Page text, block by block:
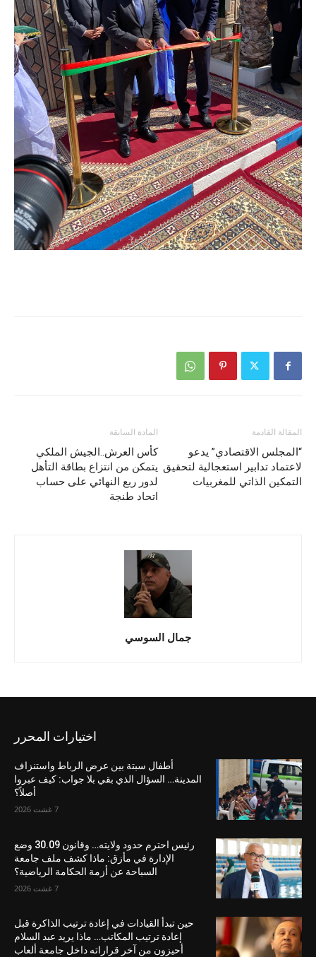
المادة السابقة
كأس العرش..الجيش الملكي
يتمكن من انتزاع بطاقة التأهل
لدور ربع النهائي على حساب
اتحاد طنجة
المقالة القادمة
“المجلس الاقتصادي” يدعو
لاعتماد تدابير استعجالية لتحقيق
التمكين الذاتي للمغربيات‎
جمال السوسي
اختيارات المحرر
أطفال سبتة بين عرض الرباط واستنزاف
المدينة… السؤال الذي بقي بلا جواب: كيف عبروا
أصلاً؟
7 غشت 2026
رئيس احترم حدود ولايته… وقانون 30.09 وضع
الإدارة في مأزق: ماذا كشف ملف جامعة
السباحة عن أزمة الحكامة الرياضية؟
7 غشت 2026
حين تبدأ القيادات في إعادة ترتيب الذاكرة قبل
إعادة ترتيب المكاتب… ماذا يريد عبد السلام
أحيزون من آخر قراراته داخل جامعة ألعاب